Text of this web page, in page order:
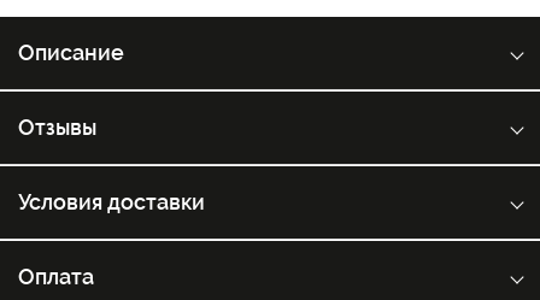
Описание
Отзывы
Условия доставки
Оплата